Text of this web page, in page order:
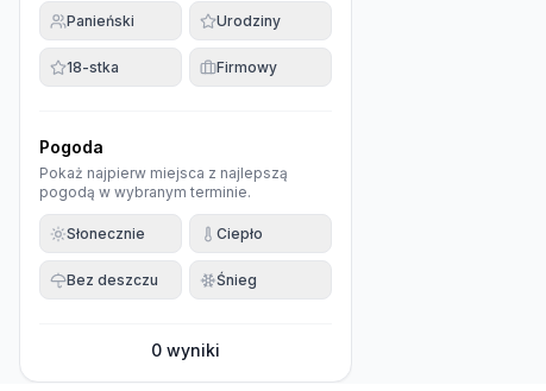
Panieński Urodziny
18-stka Firmowy
Pogoda
Pokaż najpierw miejsca z najlepszą
pogodą w wybranym terminie.
Słonecznie Ciepło
Bez deszczu Śnieg
0 wyniki